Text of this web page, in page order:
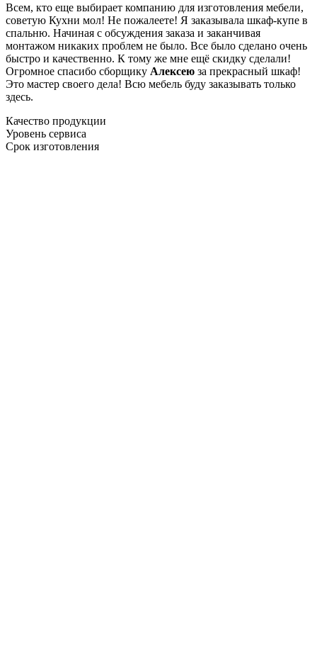
Всем, кто еще выбирает компанию для изготовления мебели,
советую Кухни мол! Не пожалеете! Я заказывала шкаф-купе в
спальню. Начиная с обсуждения заказа и заканчивая
монтажом никаких проблем не было. Все было сделано очень
быстро и качественно. К тому же мне ещё скидку сделали!
Огромное спасибо сборщику Алексею за прекрасный шкаф!
Это мастер своего дела! Всю мебель буду заказывать только
здесь.
Качество продукции
Уровень сервиса
Срок изготовления